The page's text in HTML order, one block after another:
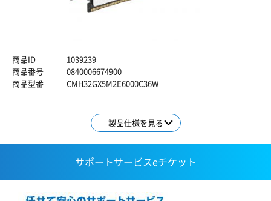
商品ID
1039239
商品番号
0840006674900
商品型番
CMH32GX5M2E6000C36W
製品仕様を見る
サポートサービスeチケット